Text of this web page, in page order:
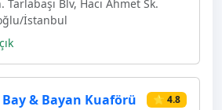
Blv, Hacı Ahmet Sk.
İstanbul
& Bayan Kuaförü ⭐ 4.8